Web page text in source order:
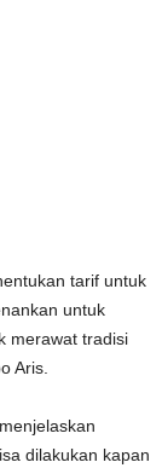
tarif untuk
untuk
merawat tradisi
Aris.
dilakukan kapan